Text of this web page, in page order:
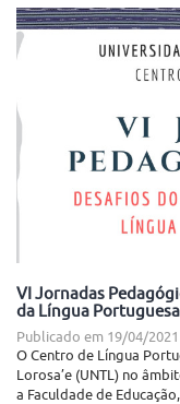
VI Jornadas
da Língua
Publicado em 19/04/2021
O Centro de Língua
Lorosa’e (UNTL) no
a Faculdade de